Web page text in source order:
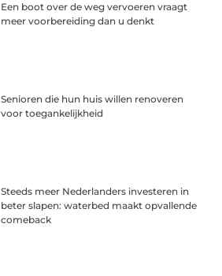
Een boot over de weg vervoeren vraagt
meer voorbereiding dan u denkt
Senioren die hun huis willen renoveren
voor toegankelijkheid
Steeds meer Nederlanders investeren in
beter slapen: waterbed maakt opvallende
comeback